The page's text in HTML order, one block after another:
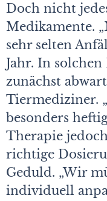
Doch nicht
Medikamente.
sehr selten
Jahr. In
zunächst
Tiermediziner.
besonders
Therapie
richtige
Geduld. „Wir
individuell